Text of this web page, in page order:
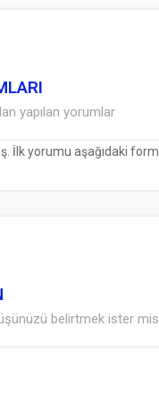
yapılan yorumlar
İlk yorumu aşağıdaki
belirtmek ister